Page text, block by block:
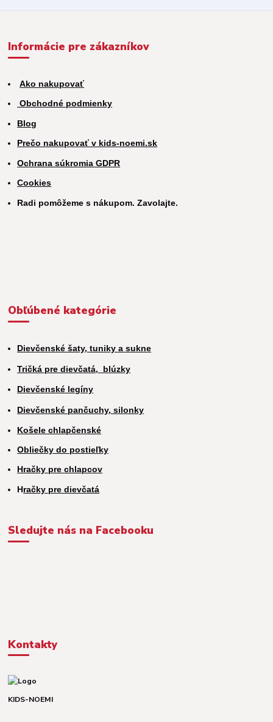
Informácie pre zákazníkov
Ako nakupovať
Obchodné podmienky
Blog
Prečo nakupovať v kids-noemi.sk
Ochrana súkromia GDPR
Cookies
Radi pomôžeme s nákupom. Zavolajte.
Obľúbené kategórie
Dievčenské šaty, tuniky a sukne
Tričká pre dievčatá, blúzky
Dievčenské legíny
Dievčenské pančuchy, silonky
Košele chlapčenské
Obliečky do postieľky
Hračky pre chlapcov
Hračky pre dievčatá
Sledujte nás na Facebooku
Kontakty
KIDS-NOEMI